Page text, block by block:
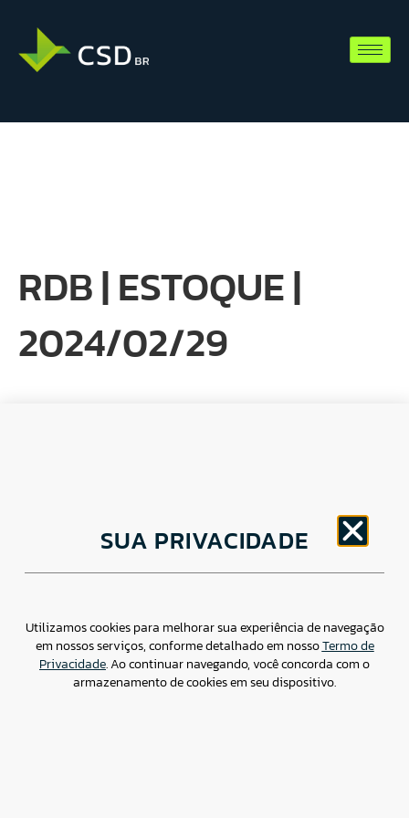
RDB | ESTOQUE |
2024/02/29
Av. Brigadeiro Faria Lima, 1779 – 5oAndar Jardim
Paulistano, São Paulo/ SP – CEP: 01452-914
Assessoria de imprensa: imprensa@csdbr.com
SUA PRIVACIDADE
Utilizamos cookies para melhorar sua experiência de navegação
em nossos serviços, conforme detalhado em nossoTermo de
Privacidade. Ao continuar navegando, você concorda com o
armazenamento de cookies em seu dispositivo.